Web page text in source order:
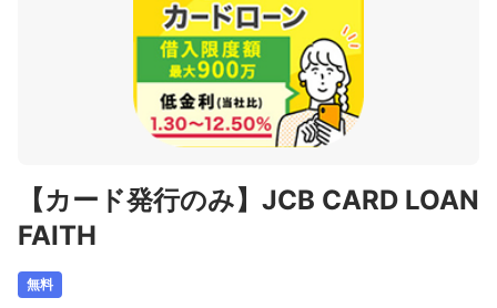
【カード発行のみ】JCB CARD LOAN
FAITH
無料